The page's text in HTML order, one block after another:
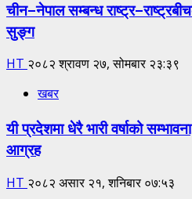
चीन–नेपाल सम्बन्ध
सुङ्ग
HT २०८२ श्रावण २७, सोमबार २३:३९
खबर
यी प्रदेशमा धेरै भारी वर्षाको
आग्रह
HT २०८२ असार २१, शनिबार ०७:५३